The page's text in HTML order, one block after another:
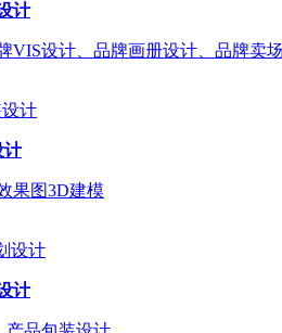
计
VIS设计、品牌画册设计、品牌卖
计
果图3D建模
计